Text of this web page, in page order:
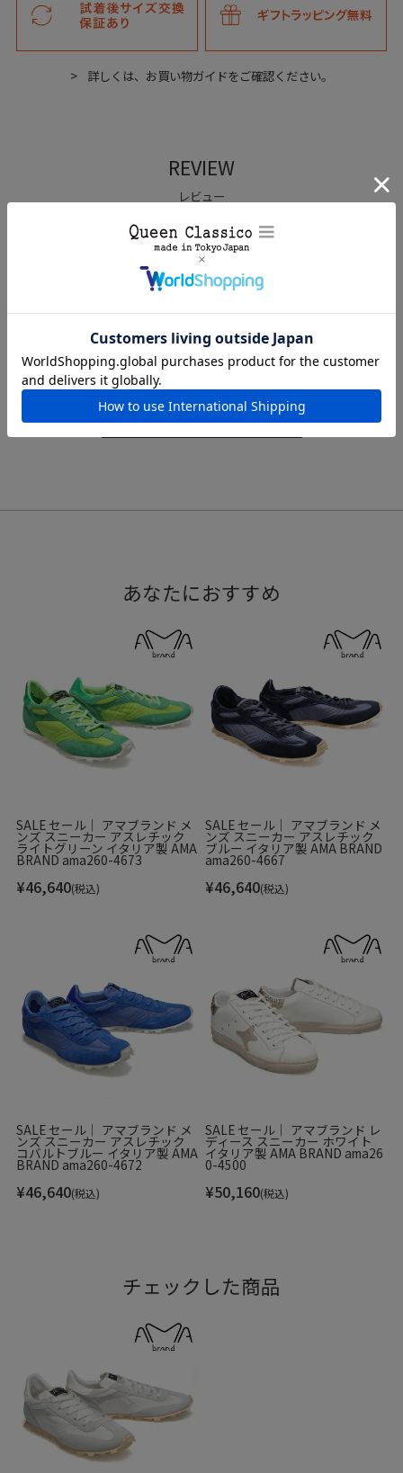
詳しくは、お買い物ガイドをご確認ください。
REVIEW
レビュー
edit_note
レビューを書く
あなたにおすすめ
SALE セール｜ アマブランド メ
ンズ スニーカー アスレチック
ライトグリーン イタリア製 AMA
BRAND ama260-4673
¥46,640(税込)
SALE セール｜ アマブランド メ
ンズ スニーカー アスレチック
ブルー イタリア製 AMA BRAND
ama260-4667
¥46,640(税込)
SALE セール｜ アマブランド メ
ンズ スニーカー アスレチック
コバルトブルー イタリア製 AMA
BRAND ama260-4672
¥46,640(税込)
SALE セール｜ アマブランド レ
ディース スニーカー ホワイト
イタリア製 AMA BRAND ama26
0-4500
¥50,160(税込)
チェックした商品